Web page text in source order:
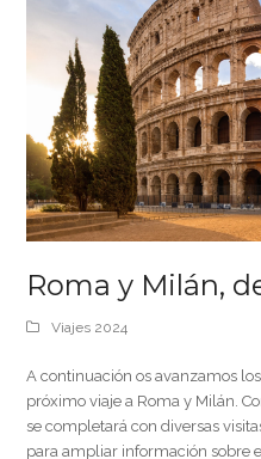
Roma y Milán,
Viajes 2024
A continuación os avanzamos
próximo viaje a Roma y Milán.
se completará con diversas
para ampliar información sobre